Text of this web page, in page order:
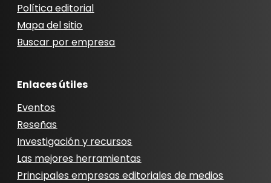
Política editorial
Mapa del sitio
Buscar por empresa
Enlaces útiles
Eventos
Reseñas
Investigación y recursos
Las mejores herramientas
Principales empresas editoriales de medios